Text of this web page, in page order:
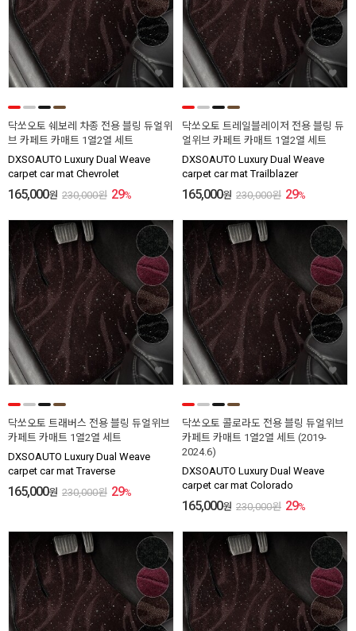
닥쏘오토 쉐보레 차종 전용 블링 듀얼위
브 카페트 카매트 1열2열 세트
DXSOAUTO Luxury Dual Weave
carpet car mat Chevrolet
165,000원 230,000원 29%
닥쏘오토 트레일블레이저 전용 블링 듀
얼위브 카페트 카매트 1열2열 세트
DXSOAUTO Luxury Dual Weave
carpet car mat Trailblazer
165,000원 230,000원 29%
닥쏘오토 트래버스 전용 블링 듀얼위브
카페트 카매트 1열2열 세트
DXSOAUTO Luxury Dual Weave
carpet car mat Traverse
165,000원 230,000원 29%
닥쏘오토 콜로라도 전용 블링 듀얼위브
카페트 카매트 1열2열 세트 (2019-
2024.6)
DXSOAUTO Luxury Dual Weave
carpet car mat Colorado
165,000원 230,000원 29%